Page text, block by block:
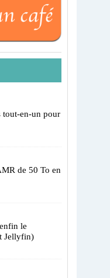
tout-en-un pour
de 50 To en
le
Jellyfin)